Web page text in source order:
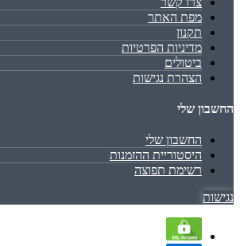
מפת האתר
תקנון
מדיניות הפרטיות
ביטולים
הצהרת נגישות
החשבון שלי
החשבון שלי
היסטוריית ההזמנות
רשימת תפוצה
נגישות